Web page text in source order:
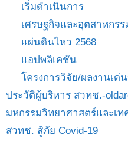
เริ่มดำเนินการ
เศรษฐกิจและอุตสาหกรร
แผ่นดินไหว 2568
แอปพลิเคชัน
โครงการวิจัย/ผลงานเด่
ประวัติผู้บริหาร สวทช.-
มหกรรมวิทยาศาสตร์และเ
สวทช. สู้ภัย Covid-19